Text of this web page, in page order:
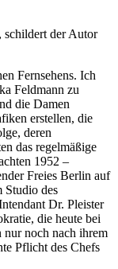
schildert der Autor
Fernsehens. Ich
Feldmann zu
die Damen
erstellen, die
deren
das regelmäßige
1952 –
Freies Berlin auf
Studio des
Dr. Pleister
die heute bei
nur noch nach ihrem
Pflicht des Chefs